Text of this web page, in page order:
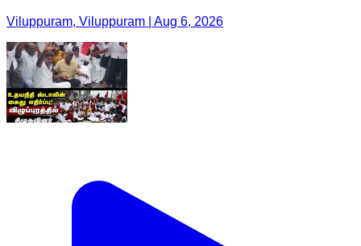
Viluppuram, Viluppuram | Aug 6, 2026